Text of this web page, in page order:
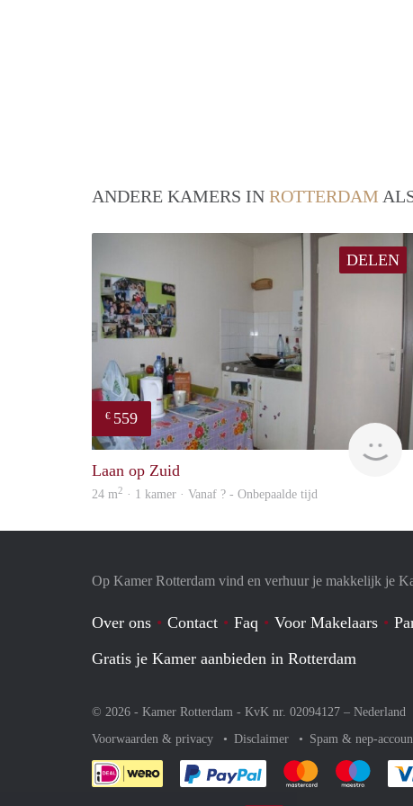
ANDERE KAMERS IN ROTTERDAM
DELEN
€ 559
Laan op Zuid
24 m2 · 1 kamer · Vanaf ? - Onbepaalde tijd
Op Kamer Rotterdam vind en verhuur je makkelijk je
Over ons Contact Faq Voor Makelaars
Gratis je Kamer aanbieden in Rotterdam
© 2026 - Kamer Rotterdam - KvK nr. 02094127 – Nederland
Voorwaarden & privacy
Disclaimer Spam & nep-
Je rekent gemakkelijk af met
Je rekent Je